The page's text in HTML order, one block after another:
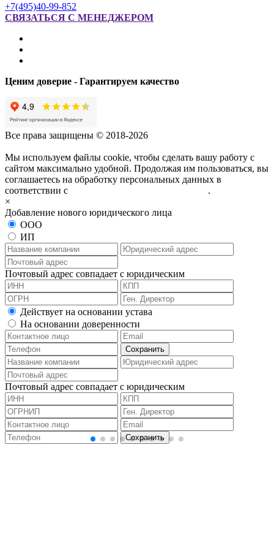
+7(495)40-99-852
СВЯЗАТЬСЯ С МЕНЕДЖЕРОМ
Ценим доверие - Гарантируем качество
Все права защищены © 2018-2026
Мы используем файлы cookie, чтобы сделать вашу работу с
сайтом максимально удобной. Продолжая им пользоваться, вы
соглашаетесь на обработку персональных данных в
соответствии с
.
×
Добавление нового юридического лица
ООО
ИП
Почтовый адрес совпадает с юридическим
Действует на основании устава
На основании доверенности
Почтовый адрес совпадает с юридическим